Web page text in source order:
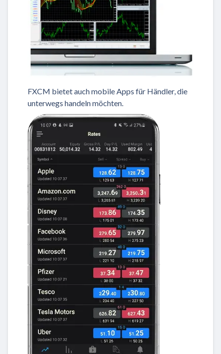
FXCM bietet auch mobile Apps für Händler, die
unterwegs handeln möchten.